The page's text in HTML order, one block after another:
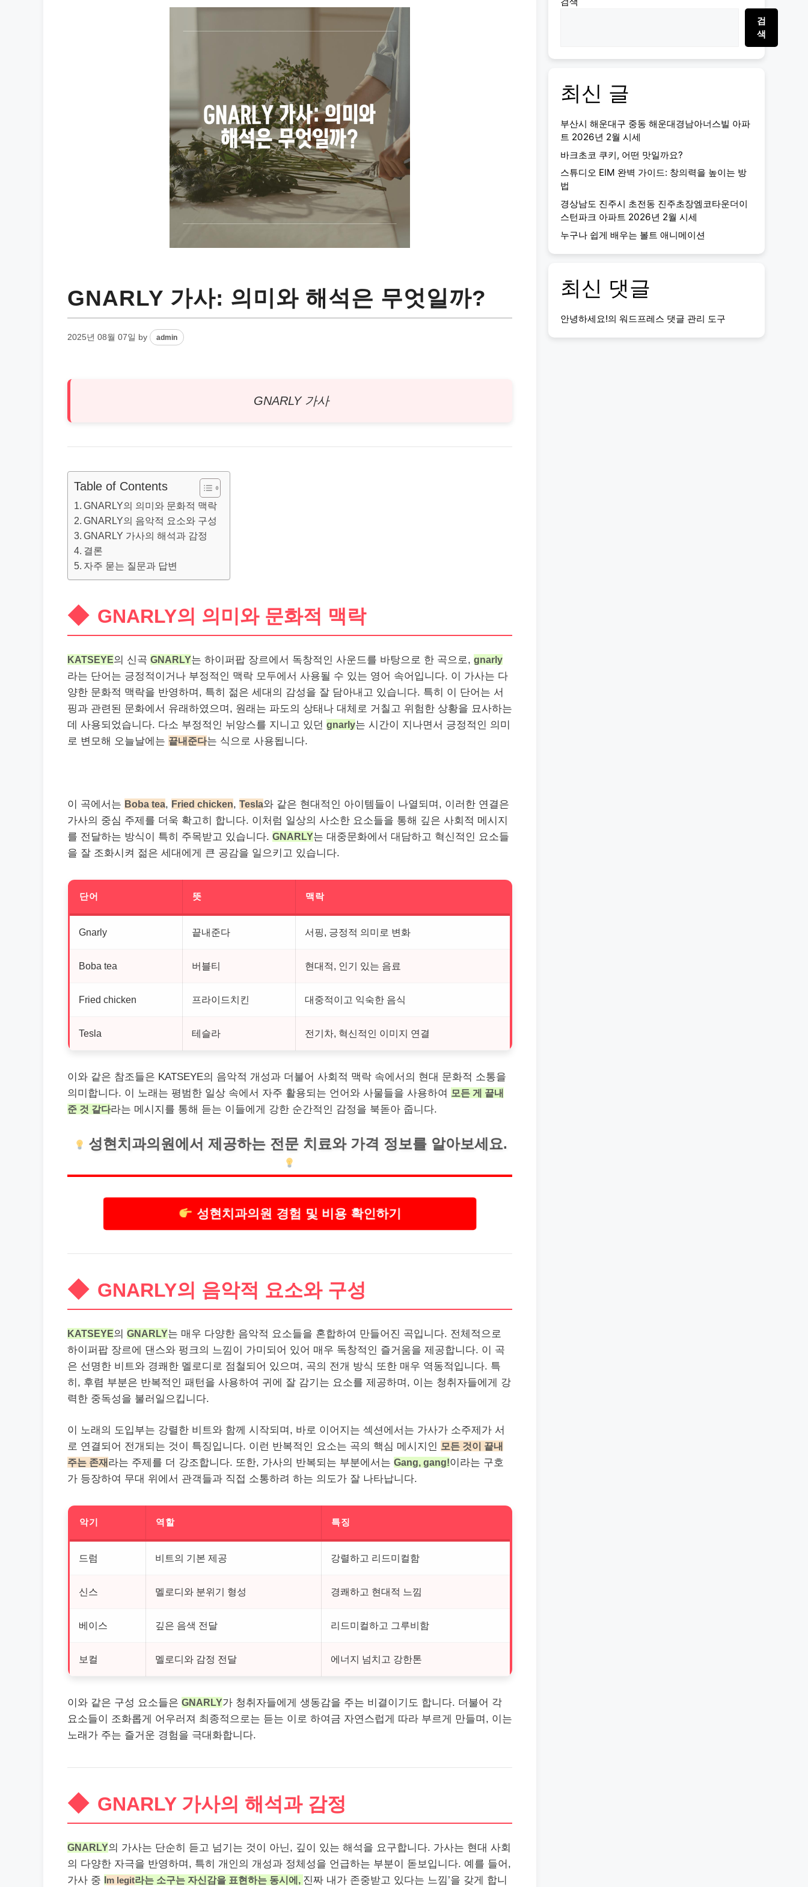
GNARLY 가사: 의미와 해석은 무엇일까?
2025년 08월 07일 by admin
GNARLY 가사
Table of Contents
GNARLY의 의미와 문화적 맥락
GNARLY의 음악적 요소와 구성
GNARLY 가사의 해석과 감정
결론
자주 묻는 질문과 답변
GNARLY의 의미와 문화적 맥락
KATSEYE의 신곡 GNARLY는 하이퍼팝 장르에서 독창적인 사운드를 바탕으로 한 곡으로, gnarly
라는 단어는 긍정적이거나 부정적인 맥락 모두에서 사용될 수 있는 영어 속어입니다. 이 가사는 다
양한 문화적 맥락을 반영하며, 특히 젊은 세대의 감성을 잘 담아내고 있습니다. 특히 이 단어는 서
핑과 관련된 문화에서 유래하였으며, 원래는 파도의 상태나 대체로 거칠고 위험한 상황을 묘사하는
데 사용되었습니다. 다소 부정적인 뉘앙스를 지니고 있던 gnarly는 시간이 지나면서 긍정적인 의미
로 변모해 오늘날에는 끝내준다는 식으로 사용됩니다.
이 곡에서는 Boba tea, Fried chicken, Tesla와 같은 현대적인 아이템들이 나열되며, 이러한 연결은
가사의 중심 주제를 더욱 확고히 합니다. 이처럼 일상의 사소한 요소들을 통해 깊은 사회적 메시지
를 전달하는 방식이 특히 주목받고 있습니다. GNARLY는 대중문화에서 대담하고 혁신적인 요소들
을 잘 조화시켜 젊은 세대에게 큰 공감을 일으키고 있습니다.
단어 뜻 맥락
Gnarly 끝내준다 서핑, 긍정적 의미로 변화
Boba tea 버블티 현대적, 인기 있는 음료
Fried chicken 프라이드치킨 대중적이고 익숙한 음식
Tesla 테슬라 전기차, 혁신적인 이미지 연결
이와 같은 참조들은 KATSEYE의 음악적 개성과 더불어 사회적 맥락 속에서의 현대 문화적 소통을
의미합니다. 이 노래는 평범한 일상 속에서 자주 활용되는 언어와 사물들을 사용하여
모든 게 끝내
준 것 같다라는 메시지를 통해 듣는 이들에게 강한 순간적인 감정을 북돋아 줍니다.
성현치과의원에서 제공하는 전문 치료와 가격 정보를 알아보세요.
성현치과의원 경험 및 비용 확인하기
GNARLY의 음악적 요소와 구성
KATSEYE의 GNARLY는 매우 다양한 음악적 요소들을 혼합하여 만들어진 곡입니다. 전체적으로
하이퍼팝 장르에 댄스와 펑크의 느낌이 가미되어 있어 매우 독창적인 즐거움을 제공합니다. 이 곡
은 선명한 비트와 경쾌한 멜로디로 점철되어 있으며, 곡의 전개 방식 또한 매우 역동적입니다. 특
히, 후렴 부분은 반복적인 패턴을 사용하여 귀에 잘 감기는 요소를 제공하며, 이는 청취자들에게 강
력한 중독성을 불러일으킵니다.
이 노래의 도입부는 강렬한 비트와 함께 시작되며, 바로 이어지는 섹션에서는 가사가 소주제가 서
로 연결되어 전개되는 것이 특징입니다. 이런 반복적인 요소는 곡의 핵심 메시지인 모든 것이 끝내
주는 존재라는 주제를 더 강조합니다. 또한, 가사의 반복되는 부분에서는 Gang, gang!이라는 구호
가 등장하여 무대 위에서 관객들과 직접 소통하려 하는 의도가 잘 나타납니다.
악기 역할 특징
드럼 비트의 기본 제공 강렬하고 리드미컬함
신스 멜로디와 분위기 형성 경쾌하고 현대적 느낌
베이스 깊은 음색 전달 리드미컬하고 그루비함
보컬 멜로디와 감정 전달 에너지 넘치고 강한톤
이와 같은 구성 요소들은 GNARLY가 청취자들에게 생동감을 주는 비결이기도 합니다. 더불어 각
요소들이 조화롭게 어우러져 최종적으로는 듣는 이로 하여금 자연스럽게 따라 부르게 만들며, 이는
노래가 주는 즐거운 경험을 극대화합니다.
GNARLY 가사의 해석과 감정
GNARLY의 가사는 단순히 듣고 넘기는 것이 아닌, 깊이 있는 해석을 요구합니다. 가사는 현대 사회
의 다양한 자극을 반영하며, 특히 개인 의 개성과 정체성을 언급하는 부분이 돋보입니다. 예를 들어,
가사 중 Im legit라는 소구는 자신감을 표현하는 동시에, 진짜 내가 존중받고 있다는 느낌’을 갖게 합니
검
색
최신 글
부산시 해운대구 중동 해운대경남아너스빌 아파
트 2026년 2월 시세
바크초코 쿠키, 어떤 맛일까요?
스튜디오 EIM 완벽 가이드: 창의력을 높이는 방
법
경상남도 진주시 초전동 진주초장엠코타운더이
스턴파크 아파트 2026년 2월 시세
누구나 쉽게 배우는 볼트 애니메이션
최신 댓글
안녕하세요!의 워드프레스 댓글 관리 도구